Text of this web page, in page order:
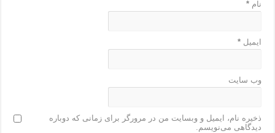
نام*
ایمیل*
وب‌ سایت
ذخیره نام، ایمیل و وبسایت من در مرورگر برای زمانی که دوباره
دیدگاهی می‌نویسم.